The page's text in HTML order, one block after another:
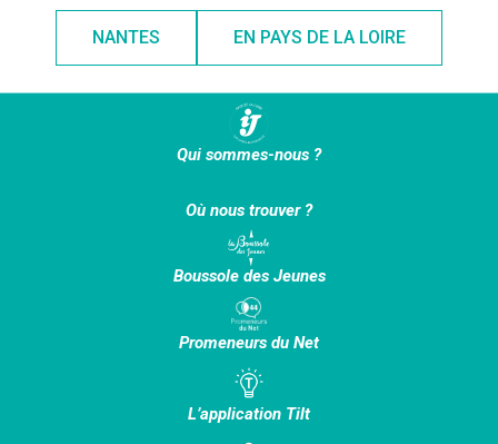
NANTES EN PAYS DE LA LOIRE
Qui sommes-nous ?
Où nous trouver ?
Boussole des Jeunes
Promeneurs du Net
L’application Tilt